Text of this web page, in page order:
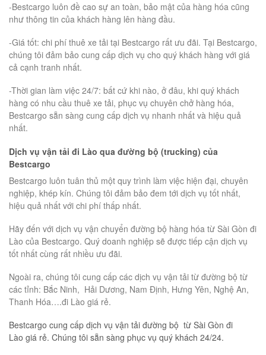
-Bestcargo luôn đề cao sự an toàn, bảo mật của hàng hóa cũng
như thông tin của khách hàng lên hàng đầu.
-Giá tốt: chi phí thuê xe tải tại Bestcargo rất ưu đãi. Tại Bestcargo,
chúng tôi đảm bảo cung cấp dịch vụ cho quý khách hàng với giá
cả cạnh tranh nhất.
-Thời gian làm việc 24/7: bất cứ khi nào, ở đâu, khi quý khách
hàng có nhu cầu thuê xe tải, phục vụ chuyên chở hàng hóa,
Bestcargo sẵn sàng cung cấp dịch vụ nhanh nhất và hiệu quả
nhất.
Dịch vụ vận tải đi Lào qua đường bộ (trucking) của
Bestcargo
Bestcargo luôn tuân thủ một quy trình làm việc hiện đại, chuyên
nghiệp, khép kín. Chúng tôi đảm bảo đem tới dịch vụ tốt nhất,
hiệu quả nhất với chi phí thấp nhất.
Hãy đến với dịch vụ vận chuyển đường bộ hàng hóa từ Sài Gòn đi
Lào của Bestcargo. Quý doanh nghiệp sẽ được tiếp cận dịch vụ
tốt nhất cùng rất nhiều ưu đãi.
Ngoài ra, chúng tôi cung cấp các dịch vụ vận tải từ đường bộ từ
các tỉnh: Bắc Ninh, Hải Dương, Nam Định, Hưng Yên, Nghệ An,
Thanh Hóa….đi Lào giá rẻ.
Bestcargo cung cấp dịch vụ vận tải đường bộ từ Sài Gòn đi
Lào giá rẻ. Chúng tôi sẵn sàng phục vụ quý khách 24/24.